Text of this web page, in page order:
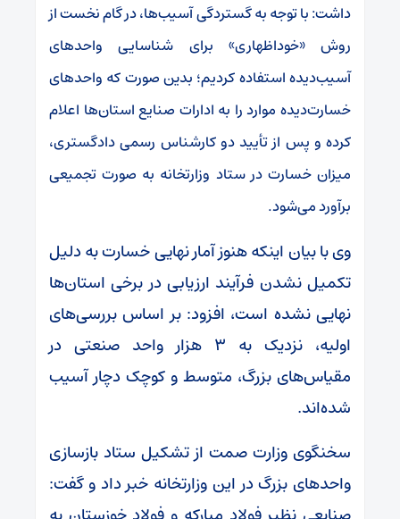
داشت: با توجه به گستردگی آسیب‌ها، در گام نخست از
روش «خوداظهاری» برای شناسایی واحد‌های
آسیب‌دیده استفاده کردیم؛ بدین صورت که واحد‌های
خسارت‌دیده موارد را به ادارات صنایع استان‌ها اعلام
کرده و پس از تأیید دو کارشناس رسمی دادگستری،
میزان خسارت در ستاد وزارتخانه به صورت تجمیعی
برآورد می‌شود.
وی با بیان اینکه هنوز آمار نهایی خسارت به دلیل
تکمیل نشدن فرآیند ارزیابی در برخی استان‌ها
نهایی نشده است، افزود: بر اساس بررسی‌های
اولیه، نزدیک به ۳ هزار واحد صنعتی در
مقیاس‌های بزرگ، متوسط و کوچک دچار آسیب
شده‌اند.
سخنگوی وزارت صمت از تشکیل ستاد بازسازی
واحد‌های بزرگ در این وزارتخانه خبر داد و گفت: